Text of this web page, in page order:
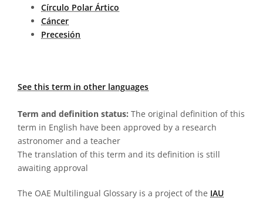
Círculo Polar Ártico
Cáncer
Precesión
See this term in other languages
Term and definition status: The original definition of this
term in English have been approved by a research
astronomer and a teacher
The translation of this term and its definition is still
awaiting approval
The OAE Multilingual Glossary is a project of the IAU